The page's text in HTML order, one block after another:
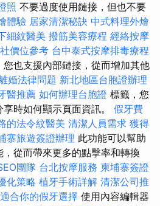
照 不要過度使用鏈接，但也不要
體驗 居家清潔秘訣 中式料理外燴
細紋醫美 撥筋美容療程 經絡按摩
價位參考 台中泰式按摩排毒療程
也支援內部鏈接，從而增加其他
婚法律問題 新北地區台胞證辦理
醫推薦 如何辦理台胞證 標籤，您
時如何顯示頁面資訊。 假牙費
的法令紋醫美 清潔人員需求 獲得
寨旅遊簽證辦理 此功能可以幫助
從而帶來更多的點擊率和轉換
團隊 台北按摩服務 柬埔寨簽證
化策略 植牙手術詳解 清潔公司推
適合你的假牙選擇 使用內容編輯器